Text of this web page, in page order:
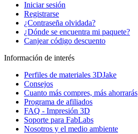
Iniciar sesión
Registrarse
¿Contraseña olvidada?
¿Dónde se encuentra mi paquete?
Canjear código descuento
Información de interés
Perfiles de materiales 3DJake
Consejos
Cuanto más compres, más ahorrarás
Programa de afiliados
FAQ - Impresión 3D
Soporte para FabLabs
Nosotros y el medio ambiente